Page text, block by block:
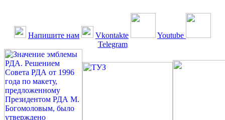
Напишите нам Vkontakte
Youtube
Telegram